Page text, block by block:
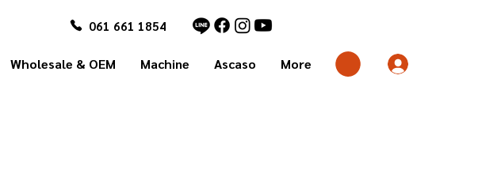
061 661 1854
Wholesale & OEM Machine Ascaso More